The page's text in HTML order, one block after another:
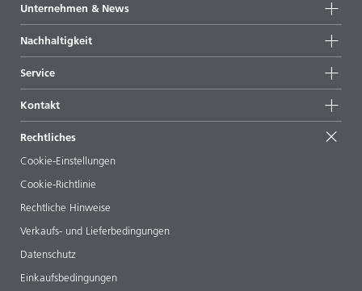
Alle Produkte
Highlights
Unternehmen & News
News
Presse & Medien
Standorte & Distributoren
Messen & Events
Management Team
Nachhaltigkeit
Nachhaltige Produkte
Success Stories
EcoVadis
Zertifikate
Service
Startformulierungen
Veröffentlichungen
ebooks
Regulatory Affairs
Additive Guide App
Videos
Downloads
Kontakt
Rechtliches
Cookie-Einstellungen
Cookie-Richtlinie
Rechtliche Hinweise
Verkaufs- und Lieferbedingungen
Datenschutz
Einkaufsbedingungen